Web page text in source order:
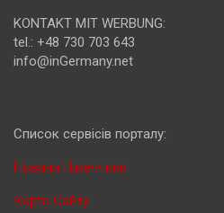
KONTAKT MIT WERBUNG:
tel.: +48 730 703 643
info@inGermany.net
Cписок сервісів порталу:
Новини Німеччини
Карта Сайту